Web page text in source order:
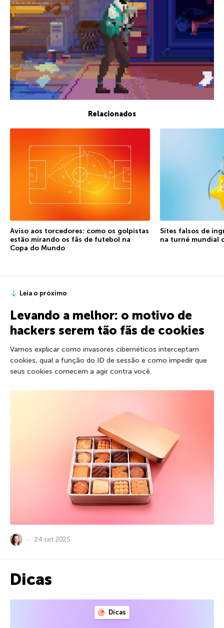
Relacionados
Aviso aos torcedores: como os golpistas
estão mirando os fãs de futebol na
Copa do Mundo
Sites falsos de
na turnê mundial
Leia o próximo
Levando a melhor: o motivo de
hackers serem tão fãs de cookies
Vamos explicar como invasores cibernéticos interceptam
cookies, qual a função do ID de sessão e como impedir que
seus cookies comecem a agir contra você.
24 set 2025
Dicas
Dicas